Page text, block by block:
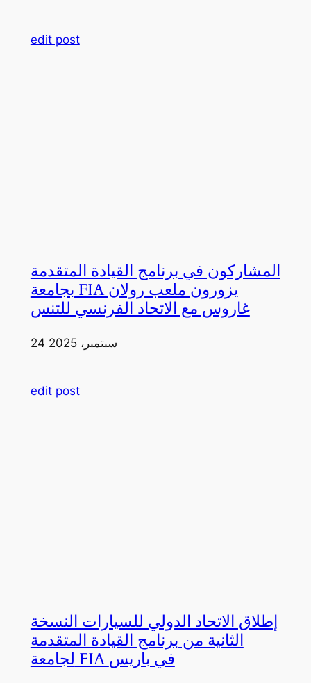
edit post
المشاركون في برنامج القيادة المتقدمة
بجامعة FIA يزورون ملعب رولان
غاروس مع الاتحاد الفرنسي للتنس
24 سبتمبر، 2025
edit post
إطلاق الاتحاد الدولي للسيارات النسخة
الثانية من برنامج القيادة المتقدمة
لجامعة FIA في باريس